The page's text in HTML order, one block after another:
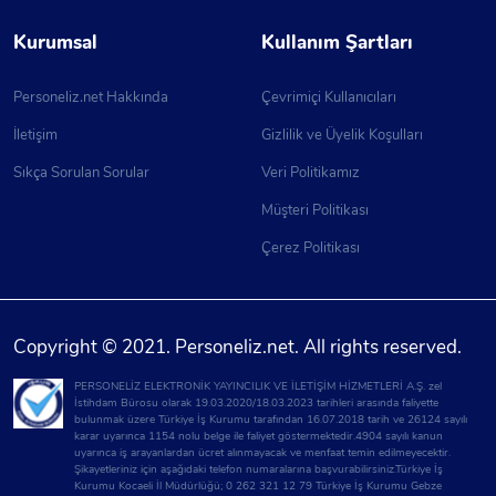
Kurumsal
Personeliz.net Hakkında
İletişim
Sıkça Sorulan Sorular
Kullanım Şartları
Çevrimiçi Kullanıcıları
Gizlilik ve Üyelik Koşulları
Veri Politikamız
Müşteri Politikası
Çerez Politikası
Copyright © 2021. Personeliz.net. All rights reserved.
PERSONELİZ ELEKTRONİK YAYINCILIK VE İLETİŞİM HİZMETLERİ A.Ş. zel
İstihdam Bürosu olarak 19.03.2020/18.03.2023 tarihleri arasında faliyette
bulunmak üzere Türkiye İş Kurumu tarafından 16.07.2018 tarih ve 26124 sayılı
karar uyarınca 1154 nolu belge ile faliyet göstermektedir.4904 sayılı kanun
uyarınca iş arayanlardan ücret alınmayacak ve menfaat temin edilmeyecektir.
Şikayetleriniz için aşağıdaki telefon numaralarına başvurabilirsiniz.Türkiye İş
Kurumu Kocaeli İl Müdürlüğü; 0 262 321 12 79 Türkiye İş Kurumu Gebze